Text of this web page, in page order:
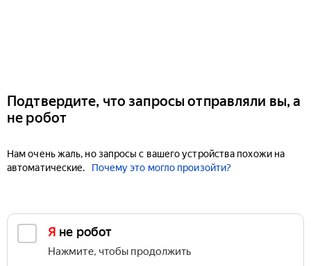
Подтвердите, что запросы отправляли вы, а
не робот
Нам очень жаль, но запросы с вашего устройства похожи на
автоматические.
Почему это могло произойти?
Я не робот
Нажмите, чтобы продолжить